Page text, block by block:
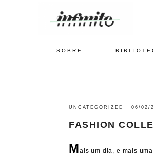
SOBRE
UNCATEGORIZED ·06/02/
FASHION
Mais um dia, e mais